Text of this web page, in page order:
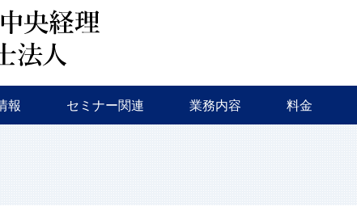
報 セミナー関連 業務内容 料金